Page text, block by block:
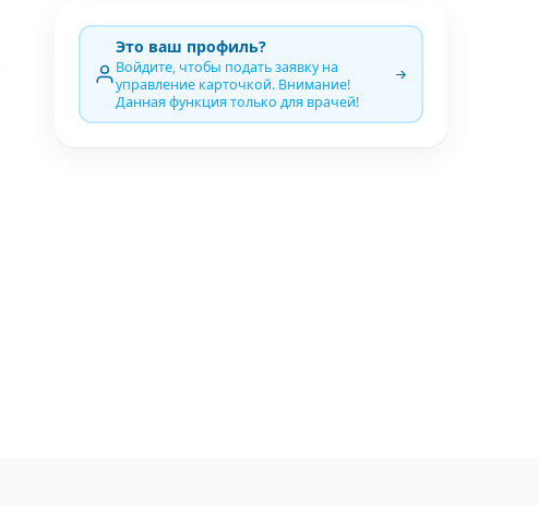
Это ваш профиль?
Войдите, чтобы подать заявку на
управление карточкой. Внимание!
Данная функция только для врачей!